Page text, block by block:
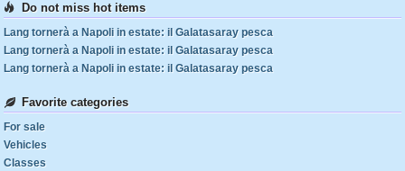
Do not miss hot items
Lang tornerà a Napoli in estate: il Galatasaray pesca
Lang tornerà a Napoli in estate: il Galatasaray pesca
Lang tornerà a Napoli in estate: il Galatasaray pesca
Favorite categories
For sale
Vehicles
Classes